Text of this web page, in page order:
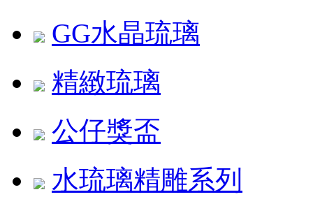
GG水晶琉璃
精緻琉璃
公仔獎盃
水琉璃精雕系列